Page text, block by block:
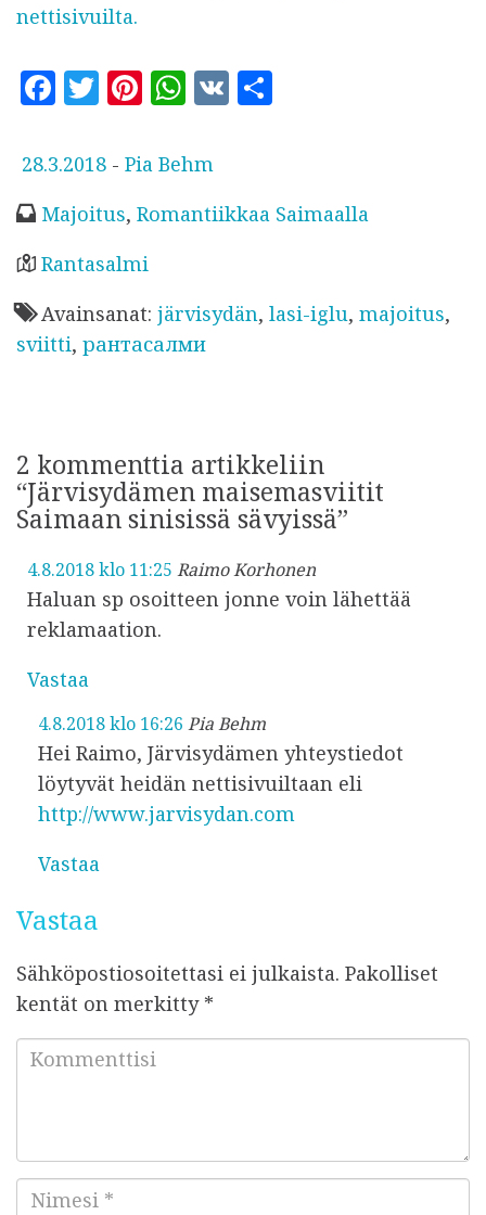
nettisivuilta.
F
c
b
o
k
T
it
r
Pi
te
es
t
W
at
A
p
V
e
J
l
k
i
s
28.3.2018 - Pia Behm
Majoitus, Romantiikkaa Saimaalla
Rantasalmi
Avainsanat: järvisydän, lasi-iglu, majoitus,
sviitti, рантасалми
2 kommenttia artikkeliin
“Järvisydämen maisemasviitit
Saimaan sinisissä sävyissä”
4.8.2018 klo 11:25 Raimo Korhonen
Haluan sp osoitteen jonne voin lähettää
reklamaation.
Vastaa
4.8.2018 klo 16:26 Pia Behm
Hei Raimo, Järvisydämen yhteystiedot
löytyvät heidän nettisivuiltaan eli
http://www.jarvisydan.com
Vastaa
Vastaa
Sähköpostiosoitettasi ei julkaista. Pakolliset
kentät on merkitty *
e